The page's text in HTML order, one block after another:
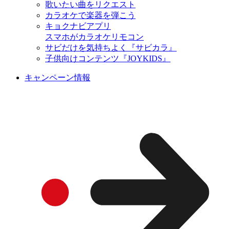
歌いたい曲をリクエスト
カラオケで楽器を弾こう
キョクナビアプリ
スマホがカラオケリモコン
サビだけを気持ちよく『サビカラ』
子供向けコンテンツ『JOYKIDS』
キャンペーン情報